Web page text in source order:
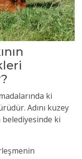
ki
Adını kuzey
ki